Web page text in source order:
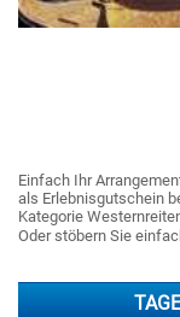
Einfach Ihr
als Erlebnisgutschein
Kategorie
Oder stöbern Sie